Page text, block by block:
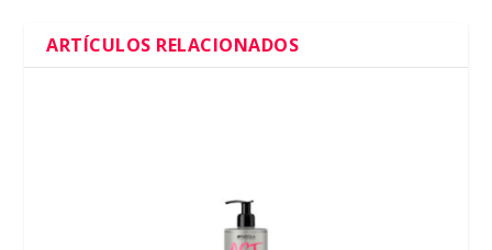
ARTÍCULOS RELACIONADOS